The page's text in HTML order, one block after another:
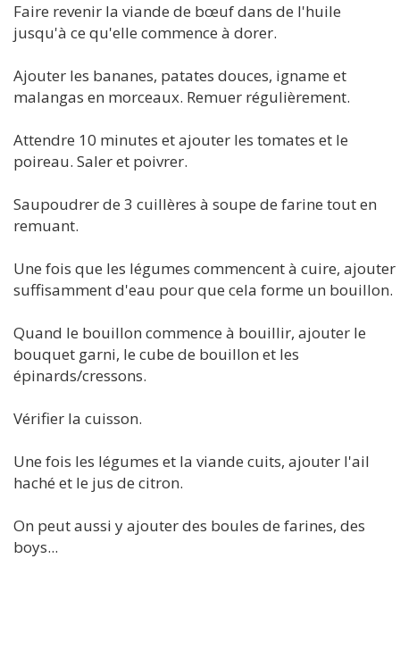
Faire revenir la viande de bœuf dans de l'huile
jusqu'à ce qu'elle commence à dorer.
Ajouter les bananes, patates douces, igname et
malangas en morceaux. Remuer régulièrement.
Attendre 10 minutes et ajouter les tomates et le
poireau. Saler et poivrer.
Saupoudrer de 3 cuillères à soupe de farine tout en
remuant.
Une fois que les légumes commencent à cuire, ajouter
suffisamment d'eau pour que cela forme un bouillon.
Quand le bouillon commence à bouillir, ajouter le
bouquet garni, le cube de bouillon et les
épinards/cressons.
Vérifier la cuisson.
Une fois les légumes et la viande cuits, ajouter l'ail
haché et le jus de citron.
On peut aussi y ajouter des boules de farines, des
boys...